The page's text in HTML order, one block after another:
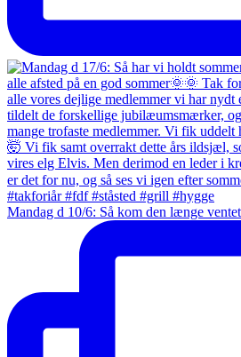
Mandag d 10/6: Så kom den længe